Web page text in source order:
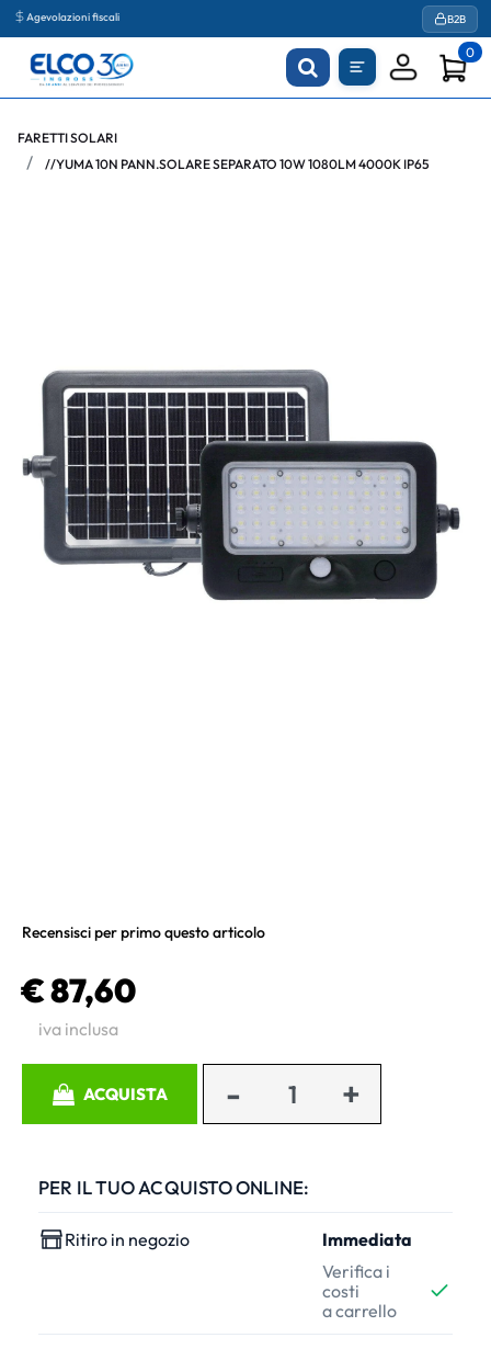
Agevolazioni fiscali B2B
0
FARETTI SOLARI
//YUMA 10N PANN.SOLARE SEPARATO 10W 1080LM 4000K IP65
Recensisci per primo questo articolo
€ 87,60
iva inclusa
ACQUISTA
PER IL TUO ACQUISTO ONLINE:
Ritiro in negozio
Immediata
Verifica i
costi
a carrello